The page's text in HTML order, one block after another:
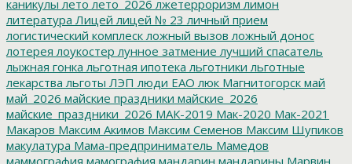
каникулы лето лето_2026 лжетерроризм лимон
литература Лицей лицей № 23 личный прием
логистический комплеск ложный вызов ложный донос
лотерея лоукостер лунное затмение лучший спасатель
лыжная гонка льготная ипотека льготники льготные
лекарства льготы ЛЭП люди ЕАО люк Магнитогорск май
май_2026 майские праздники майские_2026
майские_праздники_2026 МАК-2019 Мак-2020 Мак-2021
Макаров Максим Акимов Максим Семенов Максим Шупиков
макулатура Мама-предприниматель Мамедов
маммография мамография мандарин мандарины Марвин